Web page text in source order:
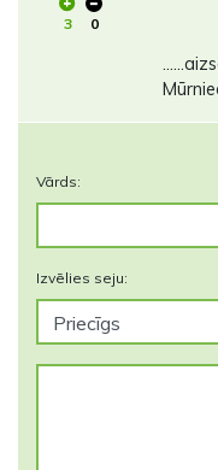
3 0
Vārds:
Izvēlies seju: